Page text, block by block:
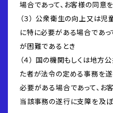
場合であって、お客様の同意
（３） 公衆衛生の向上又は
に特に必要がある場合であっ
が困難であるとき
（４） 国の機関もしくは地
た者が法令の定める事務を
必要がある場合であって、お
当該事務の遂行に支障を及